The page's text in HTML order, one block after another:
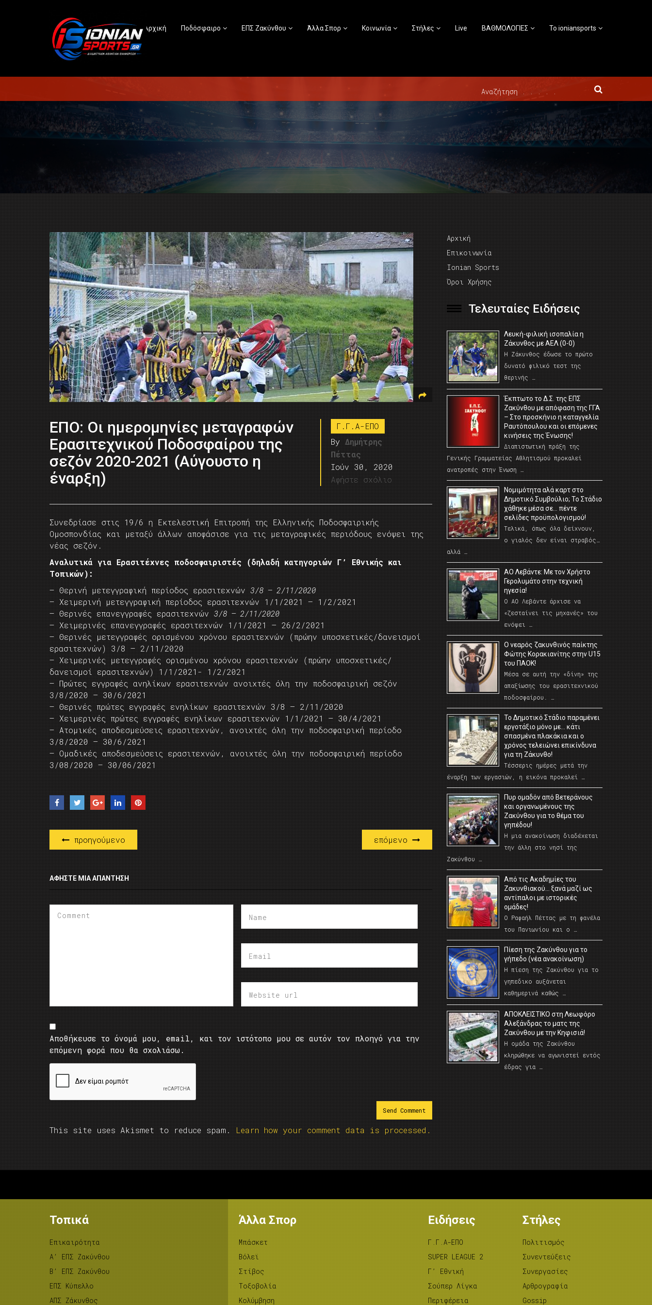
Αρχική Ποδόσφαιρο ΕΠΣ Ζακύνθου Άλλα Σπορ Κοινωνία Στήλες Live ΒΑΘΜΟΛΟΓΙΕΣ Το ioniansports
ΕΠΟ: Οι ημερομηνίες μεταγραφών
Ερασιτεχνικού Ποδοσφαίρου της
σεζόν 2020-2021 (Αύγουστο η
έναρξη)
Γ.Γ.Α-ΕΠΟ
By Δημήτρης
Πέττας
Ιούν 30, 2020
Αφήστε σχόλιο
Συνεδρίασε στις 19/6 η Εκτελεστική Επιτροπή της Ελληνικής Ποδοσφαιρικής
Ομοσπονδίας και μεταξύ άλλων αποφάσισε για τις μεταγραφικές περιόδους ενόψει της
νέας σεζόν.
Αναλυτικά για Ερασιτέχνες ποδοσφαιριστές (δηλαδή κατηγοριών Γ’ Εθνικής και
Τοπικών):
– Θερινή μετεγγραφική περίοδος ερασιτεχνών 3/8 – 2/11/2020
– Χειμερινή μετεγγραφική περίοδος ερασιτεχνών 1/1/2021 – 1/2/2021
– Θερινές επανεγγραφές ερασιτεχνών 3/8 – 2/11/2020
– Χειμερινές επανεγγραφές ερασιτεχνών 1/1/2021 – 26/2/2021
– Θερινές μετεγγραφές ορισμένου χρόνου ερασιτεχνών (πρώην υποσχετικές/δανεισμοί
ερασιτεχνών) 3/8 – 2/11/2020
– Χειμερινές μετεγγραφές ορισμένου χρόνου ερασιτεχνών (πρώην υποσχετικές/
δανεισμοί ερασιτεχνών) 1/1/2021- 1/2/2021
– Πρώτες εγγραφές ανηλίκων ερασιτεχνών ανοιχτές όλη την ποδοσφαιρική σεζόν
3/8/2020 – 30/6/2021
– Θερινές πρώτες εγγραφές ενηλίκων ερασιτεχνών 3/8 – 2/11/2020
– Χειμερινές πρώτες εγγραφές ενηλίκων ερασιτεχνών 1/1/2021 – 30/4/2021
– Ατομικές αποδεσμεύσεις ερασιτεχνών, ανοιχτές όλη την ποδοσφαιρική περίοδο
3/8/2020 – 30/6/2021
– Ομαδικές αποδεσμεύσεις ερασιτεχνών, ανοιχτές όλη την ποδοσφαιρική περίοδο
3/08/2020 – 30/06/2021
προηγούμενο επόμενο
ΑΦΉΣΤΕ ΜΙΑ ΑΠΆΝΤΗΣΗ
Αποθήκευσε το όνομά μου, email, και τον ιστότοπο μου σε αυτόν τον πλοηγό για την
επόμενη φορά που θα σχολιάσω.
This site uses Akismet to reduce spam. Learn how your comment data is processed.
Αρχική
Επικοινωνία
Ionian Sports
Όροι Χρήσης
Τελευταίες Ειδήσεις
Λευκή-φιλική ισοπαλία η
Ζάκυνθος με ΑΕΛ (0-0)
Η Ζάκυνθος έδωσε το πρώτο
δυνατό φιλικό τεστ της
θερινής …
Έκπτωτο το Δ.Σ. της ΕΠΣ
Ζακύνθου με απόφαση της ΓΓΑ
– Στο προσκήνιο η καταγγελία
Ραυτόπουλου και οι επόμενες
κινήσεις της Ένωσης!
Διαπιστωτική πράξη της
Γενικής Γραμματείας Αθλητισμού προκαλεί
ανατροπές στην Ένωση …
Νομιμότητα αλά καρτ στο
Δημοτικό Συμβούλιο; Το Στάδιο
χάθηκε μέσα σε… πέντε
σελίδες προϋπολογισμού!
Τελικά, όπως όλα δείχνουν,
ο γιαλός δεν είναι στραβός…
αλλά …
ΑΟ Λεβάντε: Με τον Χρήστο
Γερολυμάτο στην τεχνική
ηγεσία!
Ο ΑΟ Λεβάντε άρχισε να
«ζεσταίνει τις μηχανές» του
ενόψει …
O νεαρός ζακυνθινός παίκτης
Φώτης Κορακιανίτης στην U15
του ΠΑΟΚ!
Μέσα σε αυτή την «δίνη» της
απαξίωσης του ερασιτεχνικού
ποδοσφαίρου. …
Το Δημοτικό Στάδιο παραμένει
εργοτάξιο μόνο με… κάτι
σπασμένα πλακάκια και ο
χρόνος τελειώνει επικίνδυνα
για τη Ζάκυνθο!
Τέσσερις ημέρες μετά την
έναρξη των εργασιών, η εικόνα προκαλεί …
Πυρ ομαδόν από Βετεράνους
και οργανωμένους της
Ζακύνθου για το θέμα του
γηπέδου!
Η μια ανακοίνωση διαδέχεται
την άλλη στο νησί της
Ζακύνθου …
Από τις Ακαδημίες του
Ζακυνθιακού… ξανά μαζί ως
αντίπαλοι με ιστορικές
ομάδες!
Ο Ραφαήλ Πέττας με τη φανέλα
του Πανιωνίου και ο …
Πίεση της Ζακύνθου για το
γήπεδο (νέα ανακοίνωση)
Η πίεση της Ζακύνθου για το
γηπεδικο αυξάνεται
καθημερινά καθώς …
AΠΟΚΛΕΙΣΤΙΚΟ στη Λεωφόρο
Αλεξάνδρας το ματς της
Ζακύνθου με την Κηφισιά!
Η ομάδα της Ζακύνθου
κληρώθηκε να αγωνιστεί εντός
έδρας για …
Τοπικά
Επικαιρότητα
A’ ΕΠΣ Ζακύνθου
B’ ΕΠΣ Ζακύνθου
ΕΠΣ Κύπελλο
ΑΠΣ Ζάκυνθος
Άλλα Σπορ
Μπάσκετ
Βόλεϊ
Στίβος
Tοξοβολία
Κολύμβηση
Ειδήσεις
Γ.Γ.Α-ΕΠΟ
SUPER LEAGUE 2
Γ’ Εθνική
Σούπερ Λίγκα
Περιφέρεια
Στήλες
Πολιτισμός
Συνεντεύξεις
Συνεργασίες
Αρθρογραφία
Gossip